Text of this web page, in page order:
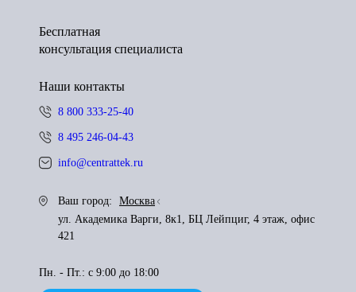
Бесплатная
консультация специалиста
Наши контакты
8 800 333-25-40
8 495 246-04-43
info@centrattek.ru
Ваш город:
Москва
ул. Академика Варги, 8к1, БЦ Лейпциг, 4 этаж, офис
421
Пн. - Пт.: с 9:00 до 18:00